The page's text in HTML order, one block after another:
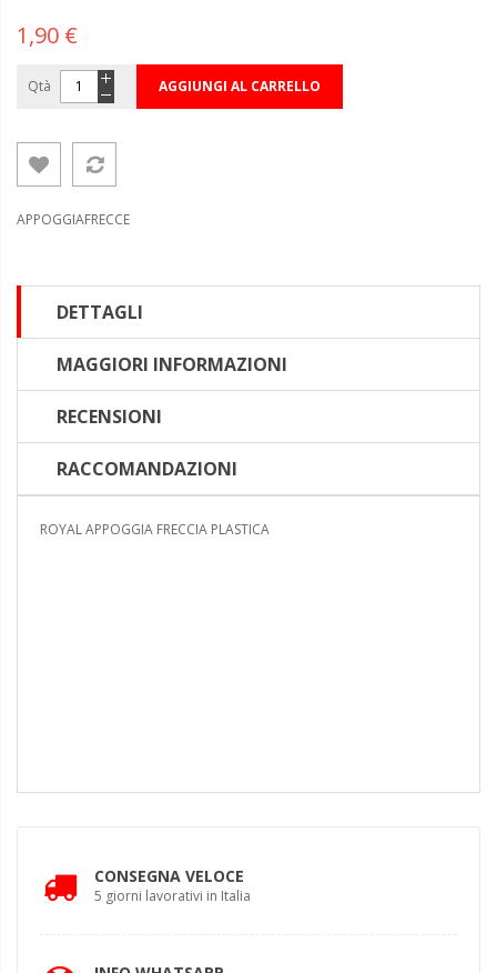
1,90 €
Qtà AGGIUNGI AL CARRELLO
APPOGGIAFRECCE
DETTAGLI
MAGGIORI INFORMAZIONI
RECENSIONI
RACCOMANDAZIONI
ROYAL APPOGGIA FRECCIA PLASTICA
CONSEGNA VELOCE
5 giorni lavorativi in Italia